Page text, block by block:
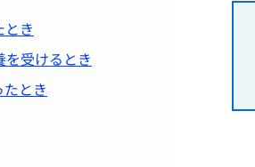
とき
受けるとき
とき